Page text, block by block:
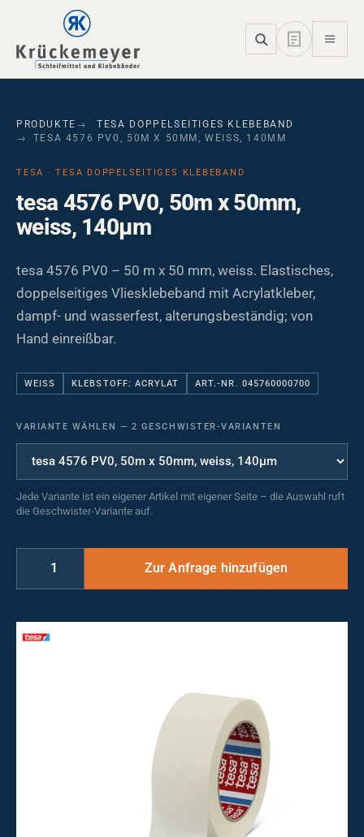
Skip to main navigation
Skip to main content
Skip to page footer
PRODUKTE
TESA DOPPELSEITIGES KLEBEBAND
TESA 4576 PV0, 50M X 50MM, WEISS, 140ΜM
TESA · TESA DOPPELSEITIGES KLEBEBAND
tesa 4576 PV0, 50m x 50mm,
weiss, 140µm
tesa 4576 PV0 – 50 m x 50 mm, weiss. Elastisches,
doppelseitiges Vliesklebeband mit Acrylatkleber,
dampf- und wasserfest, alterungsbeständig; von
Hand einreißbar.
WEISS KLEBSTOFF: ACRYLAT ART.-NR. 045760000700
VARIANTE WÄHLEN — 2 GESCHWISTER-VARIANTEN
Jede Variante ist ein eigener Artikel mit eigener Seite – die Auswahl ruft
die Geschwister-Variante auf.